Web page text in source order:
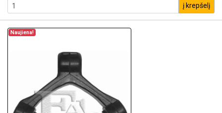
į krepšelį
Naujiena!